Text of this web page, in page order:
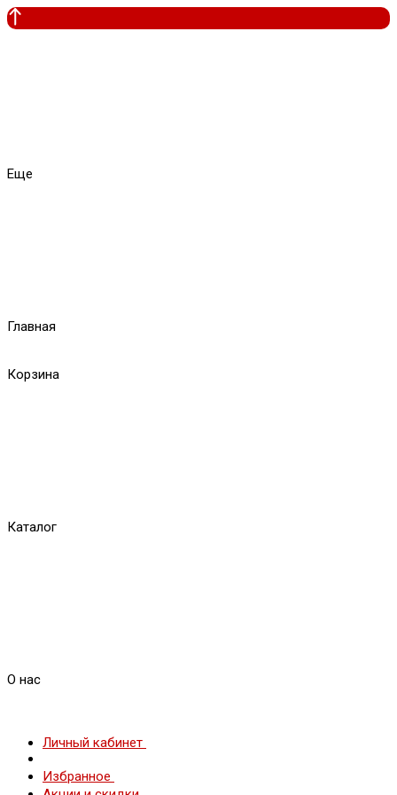
Еще
Главная
Корзина
Каталог
О нас
Личный кабинет
Избранное